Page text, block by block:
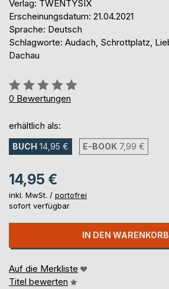
Verlag: TWENTYSIX
Erscheinungsdatum: 21.04.2021
Sprache: Deutsch
Schlagworte: Audach, Schrottplatz,
Dachau
Bewertung::
0%
0 Bewertungen
erhältlich als:
BUCH 14,95 € E-BOOK 7,99 €
14,95 €
inkl. MwSt. / portofrei
sofort verfügbar
IN DEN WARENKORB
Auf die Merkliste
Titel bewerten